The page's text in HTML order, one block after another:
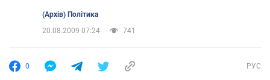
(Архів) Політика
20.08.2009 07:24
741
0 РУС